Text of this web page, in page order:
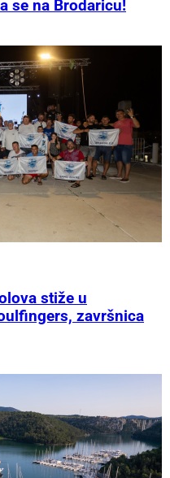
se na Brodaricu!
stiže u
završnica